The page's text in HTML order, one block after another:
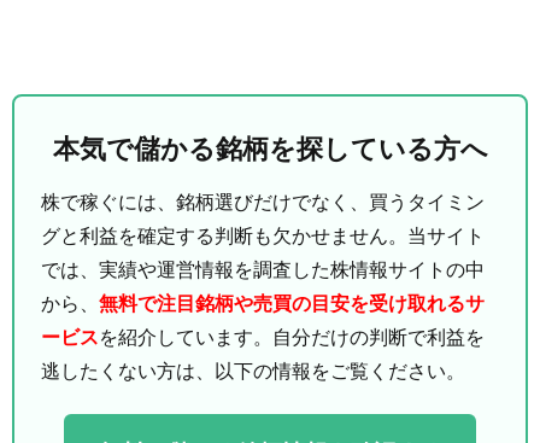
本気で儲かる銘柄を探している方へ
株で稼ぐには、銘柄選びだけでなく、買うタイミン
グと利益を確定する判断も欠かせません。当サイト
では、実績や運営情報を調査した株情報サイトの中
から、 無料で注目銘柄や売買の目安を受け取れるサ
ービスを紹介しています。自分だけの判断で利益を
逃したくない方は、以下の情報をご覧ください。